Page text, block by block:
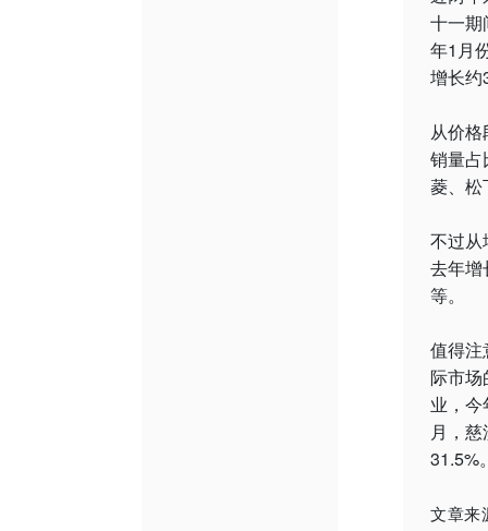
十一期
年1月
增长约
从价
销量占
菱、松
不过从
去年增
等。
值得注
际市
业，
月，
31.5%
文章来